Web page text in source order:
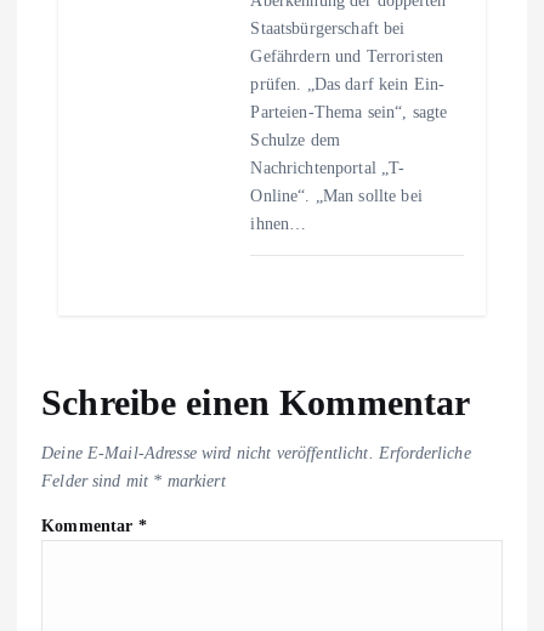
Staatsbürgerschaft bei
Gefährdern und Terroristen
prüfen. „Das darf kein Ein-
Parteien-Thema sein“, sagte
Schulze dem
Nachrichtenportal „T-
Online“. „Man sollte bei
ihnen…
Schreibe einen Kommentar
Deine E-Mail-Adresse wird nicht veröffentlicht. Erforderliche
Felder sind mit * markiert
Kommentar *